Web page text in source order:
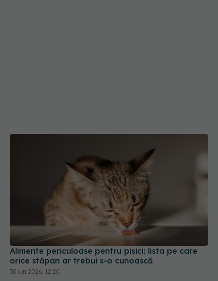
Alimente periculoase pentru pisici: lista pe care
orice stăpân ar trebui s-o cunoască
30 iun 2026, 12:20